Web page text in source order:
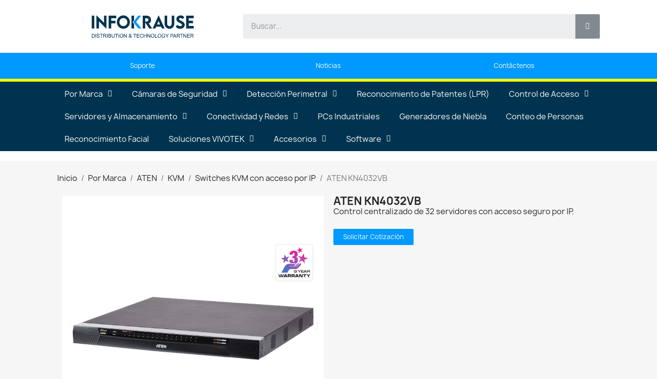
Soporte Noticias Contáctenos
Por Marca Cámaras de Seguridad Detección Perimetral Reconocimiento de Patentes (LPR) Control de Acceso
Servidores y Almacenamiento Conectividad y Redes PCs Industriales Generadores de Niebla Conteo de Personas
Reconocimiento Facial Soluciones VIVOTEK Accesorios Software
Inicio Por Marca ATEN KVM Switches KVM con acceso por IP ATEN KN4032VB
ATEN KN4032VB
Control centralizado de 32 servidores con acceso seguro por IP.
Solicitar Cotización